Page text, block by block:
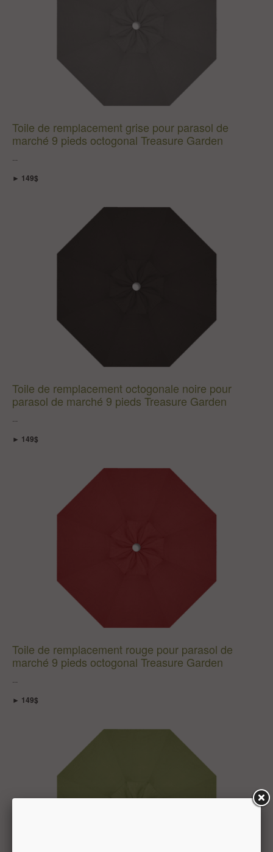
Toile de remplacement grise pour parasol de
marché 9 pieds octogonal Treasure Garden
► 149$
Toile de remplacement octogonale noire pour
parasol de marché 9 pieds Treasure Garden
► 149$
Toile de remplacement rouge pour parasol de
marché 9 pieds octogonal Treasure Garden
► 149$